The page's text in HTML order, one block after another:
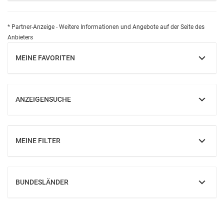
* Partner-Anzeige - Weitere Informationen und Angebote auf der Seite des
Anbieters
MEINE FAVORITEN
EINBLENDEN
ANZEIGENSUCHE
EINBLENDEN
MEINE FILTER
EINBLENDEN
BUNDESLÄNDER
EINBLENDEN